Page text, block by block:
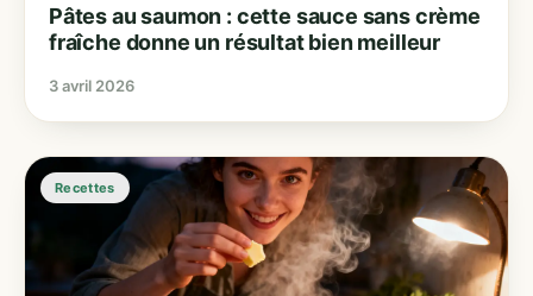
Pâtes au saumon : cette sauce sans crème
fraîche donne un résultat bien meilleur
3 avril 2026
Recettes